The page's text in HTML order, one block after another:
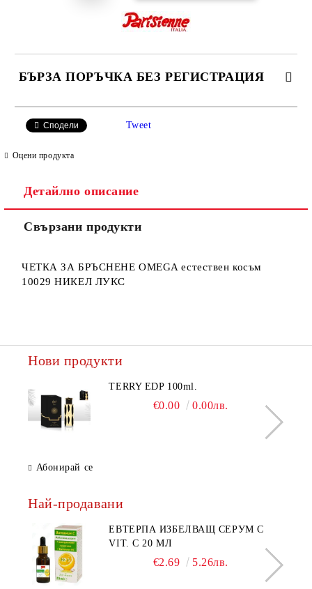
БЪРЗА ПОРЪЧКА БЕЗ РЕГИСТРАЦИЯ
Ние ще се свържем с вас в рамките на работния ден.
Сподели Tweet
Оцени продукта
Детайлно описание
Свързани продукти
ЧЕТКА ЗА БРЪСНЕНЕ OMEGA естествен косъм
10029 НИКЕЛ ЛУКС
Нови продукти
TERRY EDP 100ml.
€0.00 0.00лв.
Абонирай се
Най-продавани
ЕВТЕРПА ИЗБЕЛВАЩ СЕРУМ С
VIT. C 20 МЛ
€2.69 5.26лв.